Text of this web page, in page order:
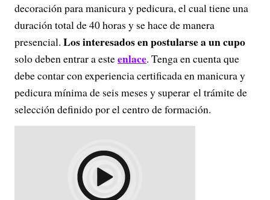
decoración para manicura y pedicura, el cual tiene una
duración total de 40 horas y se hace de manera
presencial. Los interesados en postularse a un cupo
solo deben entrar a esteenlace. Tenga en cuenta que
debe contar con experiencia certificada en manicura y
pedicura mínima de seis meses y superar el trámite de
selección definido por el centro de formación.